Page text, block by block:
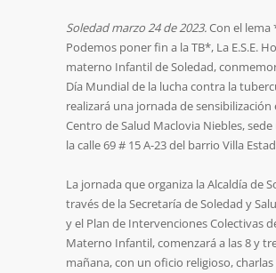
Soledad marzo 24 de 2023.Con el lema
Podemos poner fin a la TB*, La E.S.E.
materno Infantil de Soledad,
Día Mundial de la lucha contra la
realizará una jornada de sensibilización
Centro de Salud Maclovia Niebles, sede
la calle 69 # 15 A-23 del barrio Villa
La jornada que organiza la Alcaldía de
través de la Secretaría de Soledad y
y el Plan de Intervenciones Colectivas
Materno Infantil, comenzará a las 8 y
mañana, con un oficio religioso, charlas